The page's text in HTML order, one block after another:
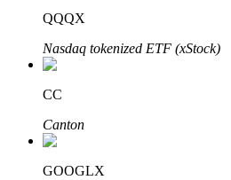
QQQX
Nasdaq tokenized ETF (xStock)
CC
Canton
GOOGLX